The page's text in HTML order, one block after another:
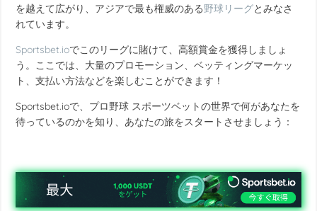
を越えて広がり、アジアで最も権威のある野球リーグとみなさ
れています。
Sportsbet.ioでこのリーグに賭けて、高額賞金を獲得しましょ
う。ここでは、大量のプロモーション、ベッティングマーケッ
ト、支払い方法などを楽しむことができます！
Sportsbet.ioで、 プロ野球 スポーツベットの世界で何があなたを
待っているのかを知り、あなたの旅をスタートさせましょう：